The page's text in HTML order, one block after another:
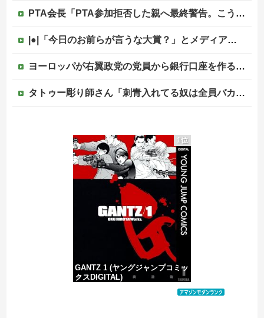
PTA会長「PTA参加拒否した親へ最終警告。こうなってもいい？」
|●|「今日のお前らが言うな大賞？」とメディア関係者の一般人への苦言にツッコミ殺到、被災地の避難所でカメラまわすのは……
ヨーロッパが右翼政党の党員から銀行口座を作る権利を剥奪、そのせいで皮肉すぎる展開に突入しており……
タトゥー彫り師さん「刺青入れてる奴は全員バカです」→30万再生ｗｗｗｗｗｗ
中国、三峡ダムが全開放流。長江流域で深刻な洪水被害
高市総理「物価上昇を上回る賃上げを日本に定着させる」⇒ 国家公務員月給3.51％増へ
中国の海水浴場の映像があまりにも・・・
1位
GANTZ 1 (ヤングジャンプコミッ
クスDIGITAL)
価格：¥100